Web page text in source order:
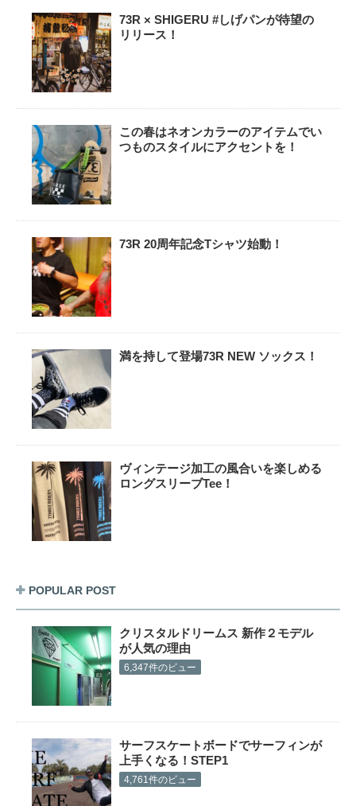
73R × SHIGERU #しげパンが待望の
リリース！
この春はネオンカラーのアイテムでい
つものスタイルにアクセントを！
73R 20周年記念Tシャツ始動！
満を持して登場73R NEW ソックス！
ヴィンテージ加工の風合いを楽しめる
ロングスリーブTee！
POPULAR POST
クリスタルドリームス 新作２モデル
が人気の理由
6,347件のビュー
サーフスケートボードでサーフィンが
上手くなる！STEP1
4,761件のビュー